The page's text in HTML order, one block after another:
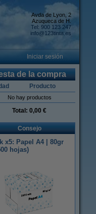
Avda de Lyon, 2
Azuqueca de H.
Tel: 900 123 247
info@123tinta.es
Iniciar sesión
de la compra
Producto
No hay productos
Total: 0,00 €
Consejo
x5: Papel A4 | 80gr
hojas)